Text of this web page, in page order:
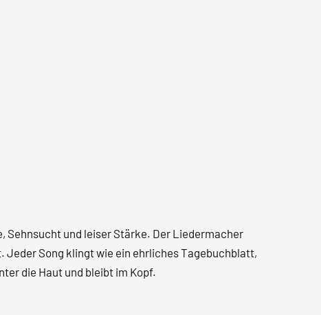
Sehnsucht und leiser Stärke. Der Liedermacher
Jeder Song klingt wie ein ehrliches Tagebuchblatt,
die Haut und bleibt im Kopf.